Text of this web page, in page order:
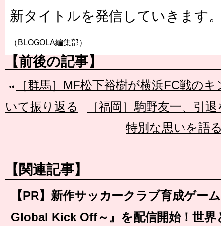
新タイトルを発信していきます
（BLOGOLA編集部）
【前後の記事】
［群馬］MF松下裕樹が横浜FC戦の
いて振り返る
［福岡］駒野友一、引
特別な思いを語
【関連記事】
【PR】新作サッカークラブ育成ゲー
Global Kick Off～』を配信開始！世界